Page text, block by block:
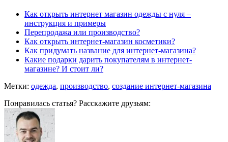
Как открыть интернет магазин одежды с нуля –
инструкция и примеры
Перепродажа или производство?
Как открыть интернет-магазин косметики?
Как придумать название для интернет-магазина?
Какие подарки дарить покупателям в интернет-
магазине? И стоит ли?
Метки: одежда, производство, создание интернет-магазина
Понравилась статья? Расскажите друзьям: